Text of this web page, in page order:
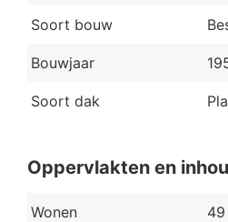
Soort bouw
Bouwjaar
Soort dak
Oppervlakten en
Wonen 49